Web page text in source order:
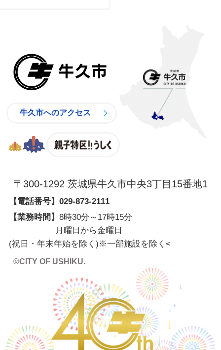
牛久市へのアクセス
〒300-1292 茨城県牛久市中央3丁目15番地1
【電話番号】 029-873-2111
【業務時間】 8時30分～17時15分
月曜日から金曜日
(祝日・年末年始を除く)※一部施設を除く <
©CITY OF USHIKU.